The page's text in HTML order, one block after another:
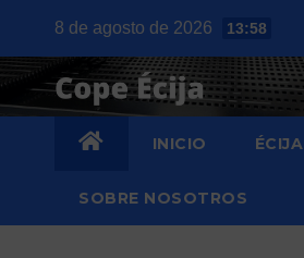
contenido
8 de agosto de 2026 13:58
INICIO ÉCIJA
SOBRE NOSOTROS